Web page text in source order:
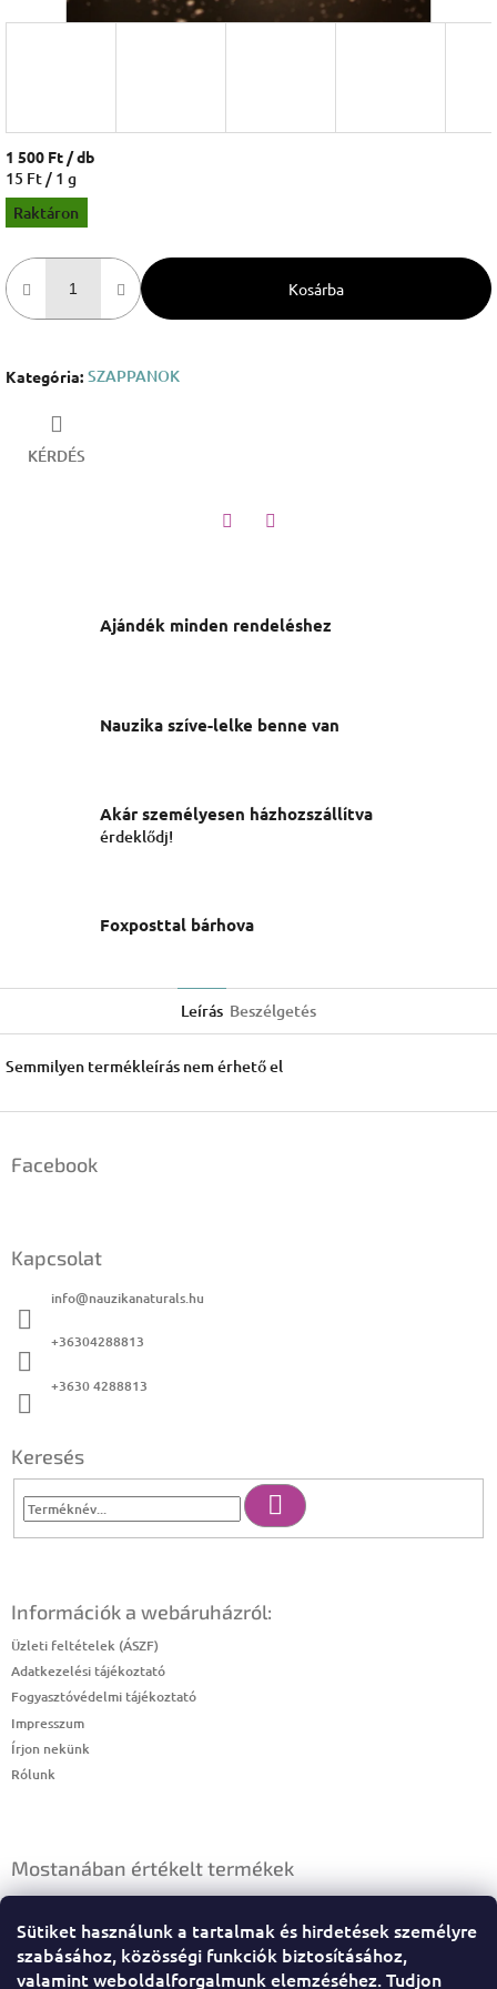
Sütiket használunk a tartalmak és hirdetések személyre
szabásához, közösségi funkciók biztosításához,
valamint weboldalforgalmunk elemzéséhez. Tudjon
1 500 Ft / db
Egységár:
15 Ft / 1 g
Raktáron
Kosárba
Kategória: SZAPPANOK
KÉRDÉS
Ajándék minden rendeléshez
Nauzika szíve-lelke benne van
Akár személyesen házhozszállítva
érdeklődj!
Foxposttal bárhova
Leírás Beszélgetés
Semmilyen termékleírás nem érhető el
Facebook
Kapcsolat
info@nauzikanaturals.hu
+36304288813
+3630 4288813
Keresés
Keresés
Információk a webáruházról:
Üzleti feltételek (ÁSZF)
Adatkezelési tájékoztató
Fogyasztóvédelmi tájékoztató
Impresszum
Írjon nekünk
Rólunk
Mostanában értékelt termékek
A termék értékelése 5-ből 4 csillag.
|